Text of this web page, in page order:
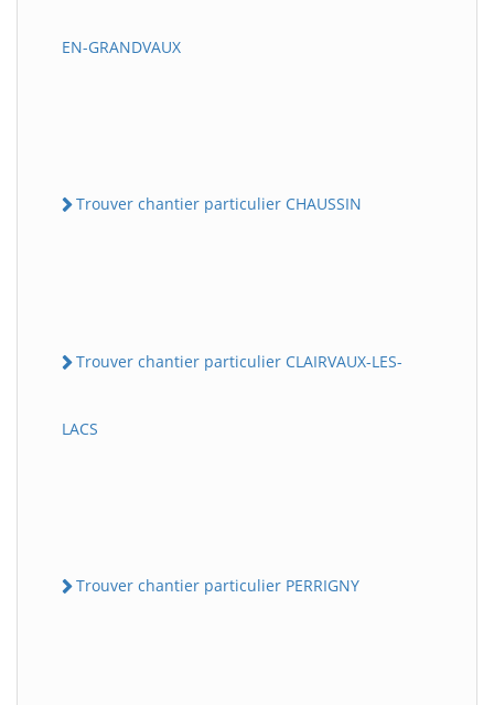
EN-GRANDVAUX
Trouver chantier particulier CHAUSSIN
Trouver chantier particulier CLAIRVAUX-LES-
LACS
Trouver chantier particulier PERRIGNY